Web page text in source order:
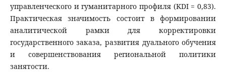
управленческого и гуманитарного профиля (KDI = 0,83).
Практическая значимость состоит в формировании
аналитической рамки для корректировки
государственного заказа, развития дуального обучения
и совершенствования региональной политики
занятости.